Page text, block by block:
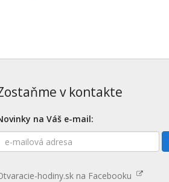
v kontakte
na Váš e-mail:
hodiny.sk na Facebooku